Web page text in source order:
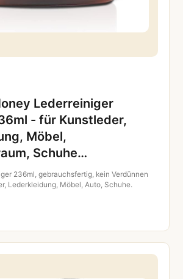
Lederreiniger
- für Kunstleder,
Möbel,
Schuhe…
236ml, gebrauchsfertig, kein Verdünnen
Lederkleidung, Möbel, Auto, Schuhe.